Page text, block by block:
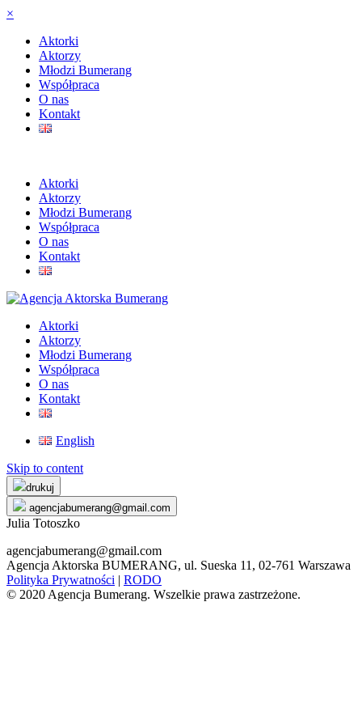
×
Aktorki
Aktorzy
Młodzi Bumerang
Współpraca
O nas
Kontakt
Aktorki
Aktorzy
Młodzi Bumerang
Współpraca
O nas
Kontakt
Aktorki
Aktorzy
Młodzi Bumerang
Współpraca
O nas
Kontakt
English
Skip to content
drukuj
agencjabumerang@gmail.com
Julia Totoszko
agencjabumerang@gmail.com
Agencja Aktorska BUMERANG, ul. Sueska 11, 02-761 Warszawa
Polityka Prywatności | RODO
© 2020 Agencja Bumerang. Wszelkie prawa zastrzeżone.